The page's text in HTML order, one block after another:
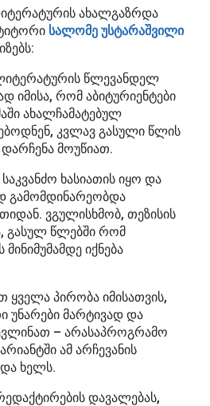
ახალგაზრდა
სალომე უსტარაშვილი
წლევანდელ
იმისა, რომ აბიტურიენტები
ახალჩამატებულ
კვლავ გასული წლის
მოუწიათ.
ხასიათის იყო და
გამომდინარეობდა
ვგულისხმობ, თეზისის
გასულ წლებში რომ
იქნება
ყველა პირობა იმისათვის,
უნარები მარტივად და
– არასაპროგრამო
ამ არჩევანის
ხელს.
დავალებას,